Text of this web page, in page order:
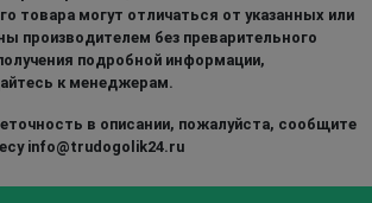
товара могут отличаться от указанных или
производителем без преварительного
подробной информации,
к менеджерам.
в описании, пожалуйста, сообщите
info@trudogolik24.ru